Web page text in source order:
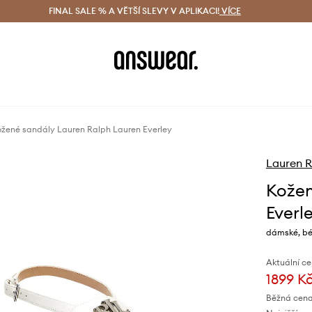
zdarma (od 1800 Kč) Doručení i do 24 h
FINAL SALE % A VĚTŠÍ SLEVY V APLIKACI! VÍCE
sandály Lauren Ralph Lauren Everley
Lauren
dámské,
Aktuální
1899
Běžná